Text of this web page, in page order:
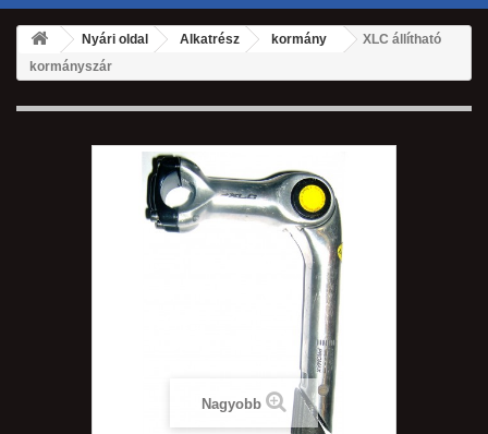
Nyári oldal Alkatrész kormány
XLC állítható
kormányszár
Nagyobb